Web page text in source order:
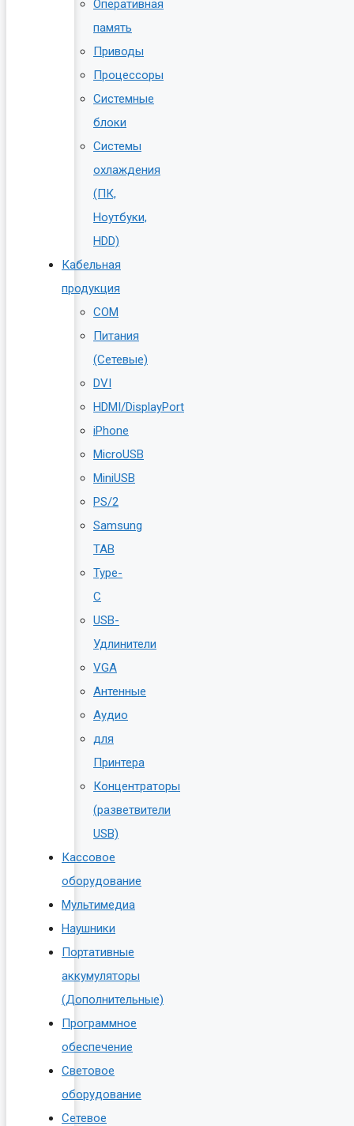
Оперативная
память
Приводы
Процессоры
Системные
блоки
Системы
охлаждения
(ПК,
Ноутбуки,
HDD)
Кабельная
продукция
COM
Питания
(Сетевые)
DVI
HDMI/DisplayPort
iPhone
MicroUSB
MiniUSB
PS/2
Samsung
TAB
Type-
C
USB-
Удлинители
VGA
Антенные
Аудио
для
Принтера
Концентраторы
(разветвители
USB)
Кассовое
оборудование
Мультимедиа
Наушники
Портативные
аккумуляторы
(Дополнительные)
Программное
обеспечение
Световое
оборудование
Сетевое